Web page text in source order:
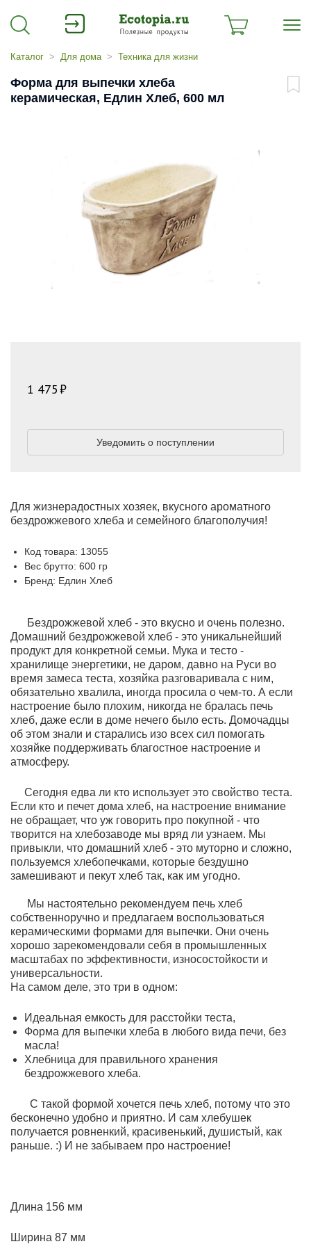
Каталог Для дома Техника для жизни
Форма для выпечки хлеба
керамическая, Едлин Хлеб, 600 мл
Для жизнерадостных хозяек, вкусного ароматного
бездрожжевого хлеба и семейного благополучия!
Код товара: 13055
Вес брутто: 600 гр
Бренд: Едлин Хлеб
1 475
Уведомить о поступлении
Бездрожжевой хлеб - это вкусно и очень полезно.
Домашний бездрожжевой хлеб - это уникальнейший
продукт для конкретной семьи. Мука и тесто -
хранилище энергетики, не даром, давно на Руси во
время замеса теста, хозяйка разговаривала с ним,
обязательно хвалила, иногда просила о чем-то. А если
настроение было плохим, никогда не бралась печь
хлеб, даже если в доме нечего было есть. Домочадцы
об этом знали и старались изо всех сил помогать
хозяйке поддерживать благостное настроение и
атмосферу.
Сегодня едва ли кто использует это свойство теста.
Если кто и печет дома хлеб, на настроение внимание
не обращает, что уж говорить про покупной - что
творится на хлебозаводе мы вряд ли узнаем. Мы
привыкли, что домашний хлеб - это муторно и сложно,
пользуемся хлебопечками, которые бездушно
замешивают и пекут хлеб так, как им угодно.
Мы настоятельно рекомендуем печь хлеб
собственноручно и предлагаем воспользоваться
керамическими формами для выпечки. Они очень
хорошо зарекомендовали себя в промышленных
масштабах по эффективности, износостойкости и
универсальности.
На самом деле, это три в одном:
Идеальная емкость для расстойки теста,
Форма для выпечки хлеба в любого вида печи, без
масла!
Хлебница для правильного хранения
бездрожжевого хлеба.
С такой формой хочется печь хлеб, потому что это
бесконечно удобно и приятно. И сам хлебушек
получается ровненкий, красивенький, душистый, как
раньше. :) И не забываем про настроение!
Длина 156 мм
Ширина 87 мм